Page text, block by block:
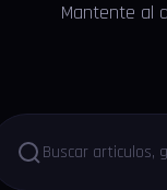
Mantente al